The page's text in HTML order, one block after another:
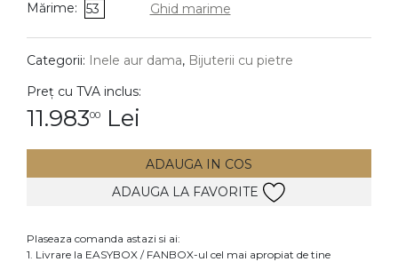
DIAMANTE Vezi toate
Cercei
Accesorii
Mărime: 53 Ghid marime
Categorii: Inele aur dama, Bijuterii cu pietre
Preț cu TVA inclus:
11.98300 Lei
ADAUGA IN COS
ADAUGA LA FAVORITE
Plaseaza comanda astazi si ai:
1. Livrare la EASYBOX / FANBOX-ul cel mai apropiat de tine